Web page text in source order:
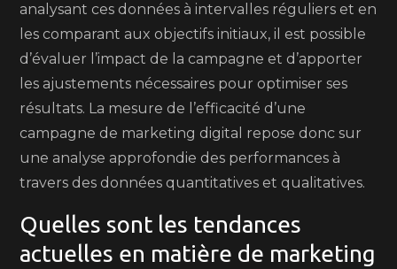
analysant ces données à intervalles réguliers et en
les comparant aux objectifs initiaux, il est possible
d’évaluer l’impact de la campagne et d’apporter
les ajustements nécessaires pour optimiser ses
résultats. La mesure de l’efficacité d’une
campagne de marketing digital repose donc sur
une analyse approfondie des performances à
travers des données quantitatives et qualitatives.
Quelles sont les tendances
actuelles en matière de marketing